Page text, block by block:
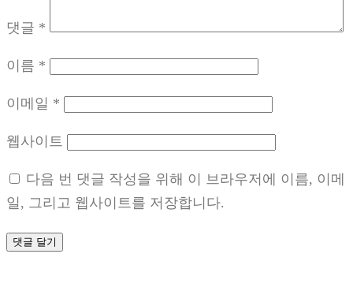
댓글 *
이름 *
이메일 *
웹사이트
다음 번 댓글 작성을 위해 이 브라우저에 이름, 이메
일, 그리고 웹사이트를 저장합니다.